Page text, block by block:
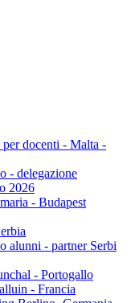
docenti - Malta -
- delegazione
2026
- Budapest
alunni - partner Serbi
- Portogallo
- Francia